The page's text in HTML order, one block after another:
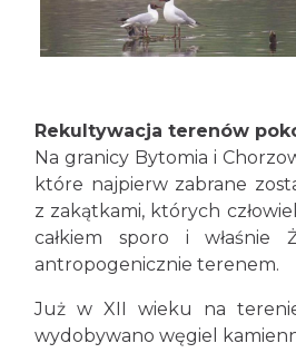
Rekultywacja terenów
Na granicy Bytomia i
które najpierw zabrane
z zakątkami, których
całkiem sporo i właśnie
antropogenicznie terenem.
Już w XII wieku na terenie
wydobywano węgiel